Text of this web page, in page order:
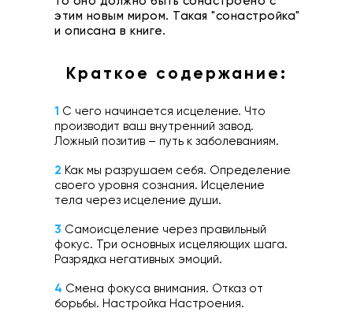
этим новым миром. Такая "сонастройка"
и описана в книге.
1 С чего начинается исцеление. Что
производит ваш внутренний завод.
Ложный позитив – путь к заболеваниям.
2 Как мы разрушаем себя. Определение
своего уровня сознания. Исцеление
тела через исцеление души.
3 Самоисцеление через правильный
фокус. Три основных исцеляющих шага.
Разрядка негативных эмоций.
4 Смена фокуса внимания. Отказ от
борьбы. Настройка Настроения.
Краткое содержание: